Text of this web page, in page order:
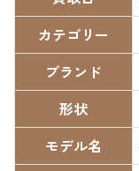
カテゴリー
ブランド
形状
モデル名